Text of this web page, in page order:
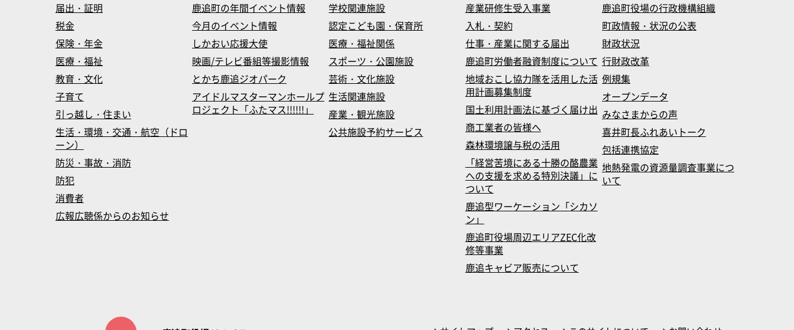
届出・証明
税金
保険・年金
医療・福祉
教育・文化
子育て
引っ越し・住まい
生活・環境・交通・航空（ドロ
ーン）
防災・事故・消防
防犯
消費者
広報広聴係からのお知らせ
鹿追町の年間イベント情報
今月のイベント情報
しかおい応援大使
映画/テレビ番組等撮影情報
とかち鹿追ジオパーク
アイドルマスターマンホールプ
ロジェクト「ふたマス!!!!!!」
学校関連施設
認定こども園・保育所
医療・福祉関係
スポーツ・公園施設
芸術・文化施設
生活関連施設
産業・観光施設
公共施設予約サービス
産業研修生受入事業
入札・契約
仕事・産業に関する届出
鹿追町労働者融資制度について
地域おこし協力隊を活用した活
用計画募集制度
国土利用計画法に基づく届け出
商工業者の皆様へ
森林環境譲与税の活用
「経営苦境にある十勝の酪農業
への支援を求める特別決議」に
ついて
鹿追型ワーケーション「シカソ
ン」
鹿追町役場周辺エリアZEC化改
修等事業
鹿追キャビア販売について
鹿追町役場の行政機構組織
町政情報・状況の公表
財政状況
行財政改革
例規集
オープンデータ
みなさまからの声
喜井町長ふれあいトーク
包括連携協定
地熱発電の資源量調査事業につ
いて